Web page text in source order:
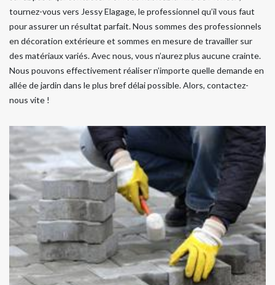
tournez-vous vers Jessy Elagage, le professionnel qu’il vous faut
pour assurer un résultat parfait. Nous sommes des professionnels
en décoration extérieure et sommes en mesure de travailler sur
des matériaux variés. Avec nous, vous n’aurez plus aucune crainte.
Nous pouvons effectivement réaliser n’importe quelle demande en
allée de jardin dans le plus bref délai possible. Alors, contactez-
nous vite !